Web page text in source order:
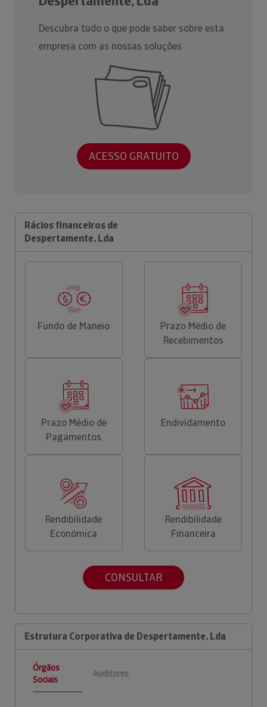
Descubra tudo o que pode saber sobre esta
empresa com as nossas soluções
ACESSO GRATUITO
Rácios financeiros de
Despertamente, Lda
Fundo de Maneio
Prazo Médio de
Recebimentos
Prazo Médio de
Pagamentos
Endividamento
Rendibilidade
Económica
Rendibilidade
Financeira
CONSULTAR
Estrutura Corporativa de Despertamente, Lda
Órgãos
Sociais
Auditores